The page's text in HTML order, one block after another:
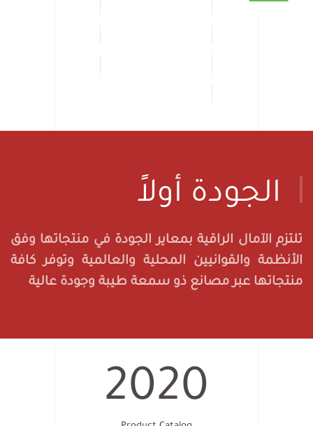
الجودة أولاً
تلتزم الآمال الراقية بمعاير الجودة في منتجاتها وفق
الأنظمة والقوانيين المحلية والعالمية وتوفر كافة
منتجاتها عبر مصانع ذو سمعة طيبة وجودة عالية
2020